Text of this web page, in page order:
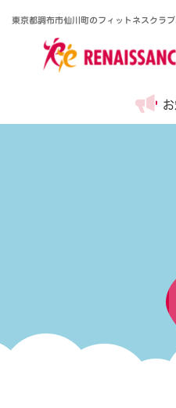
東京都調布市仙川町のフィットネスクラ